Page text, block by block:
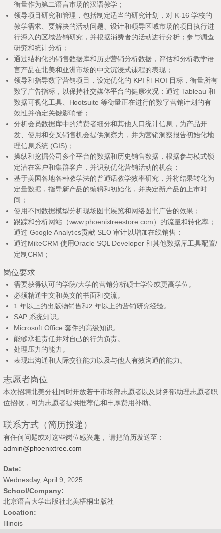
衡量作为第二语言市场的汉语教学；
领导项目研究和管理，包括制定适当的研究计划，对 K-16 学校的
教学需求、要解决的活动问题、设计和领导区域市场的项目执行进
行深入的区域营销研究，并根据消费者的活动进行分析；参与调查
研究和统计分析；
通过结构化的销售数据库和历史营销分析数据，评估和分析教学语
言产品在北美和亚洲市场的中文沉浸式课程的表现；
领导和指导数字营销项目，设定优化的 KPI 和 ROI 目标，衡量所有
数字广告指标，以保持社交媒体平台的健康状况；通过 Tableau 和
数据可视化工具、Hootsuite 等衡量正在进行的数字营销计划的有
效性并确定关键影响者；
分析会员数据库中的消费者细分和其他人口统计信息，为产品开
发、使用和交叉销售机会提供洞察力，并为营销洞察报告初始化地
理信息系统 (GIS)；
操纵和挖掘公司多个平台的数据和历史销售数据，根据参与模式锁
定潜在客户和集群客户，并识别优化营销活动的机会；
基于美国各地各种教学法的普通话教学效率研究，并将结果转化为
定量数据，指导新产品的编辑和初始化，并决定新产品的上市时
间；
使用不同数据模型分析现场图书展览和网络图书广告的效果；
跟踪和分析网站（www.phoenixtreestore.com）的流量和转化率；
通过 Google Analytics贡献 SEO 审计以增加在线销售；
通过MikeCRM 使用Oracle SQL Developer 和其他数据库工具配置/
定制CRM；
岗位要求
需要获得认可的学院/大学的营销分析硕士学位或更高学位。
必须精通中文和英文的书面和交流。
1 年以上的出版物销售和2 年以上的营销研究经验。
SAP 系统知识。
Microsoft Office 套件的高级知识。
能够承担责任并对自己的行为负责。
处理压力的能力。
表现出沟通和人际交往能力以及与他人有效沟通的能力。
志愿者岗位
本次招聘北美分社同时开放若干市场部志愿者以及财务部助理志愿者职
位招收，可为志愿者提供推荐信和丰厚费用补助。
联系方式（简历投递）
有任何问题或对这些岗位感兴趣， 请把简历发送至：
admin@phoenixtree.com
Date:
Wednesday, April 9, 2025
School/Company:
北京语言大学出版社北美梧桐出版社
Location:
Illinois